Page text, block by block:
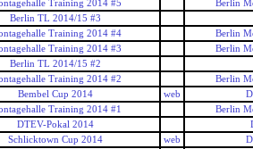
Training 2014 #5
Berlin
Berlin TL 2014/15 #3
Training 2014 #4
Berlin
Training 2014 #3
Berlin
Berlin TL 2014/15 #2
Training 2014 #2
Berlin
Bembel Cup 2014 web
Training 2014 #1
Berlin
DTEV-Pokal 2014
Schlicktown Cup 2014 web